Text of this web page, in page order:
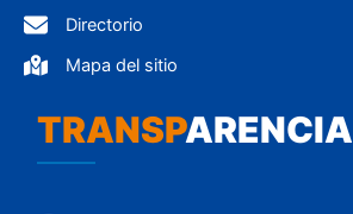
Directorio
Mapa del sitio
TRANSPARENCIA